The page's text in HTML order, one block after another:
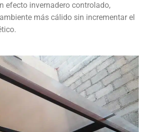
efecto invernadero controlado,
más cálido sin incrementar el